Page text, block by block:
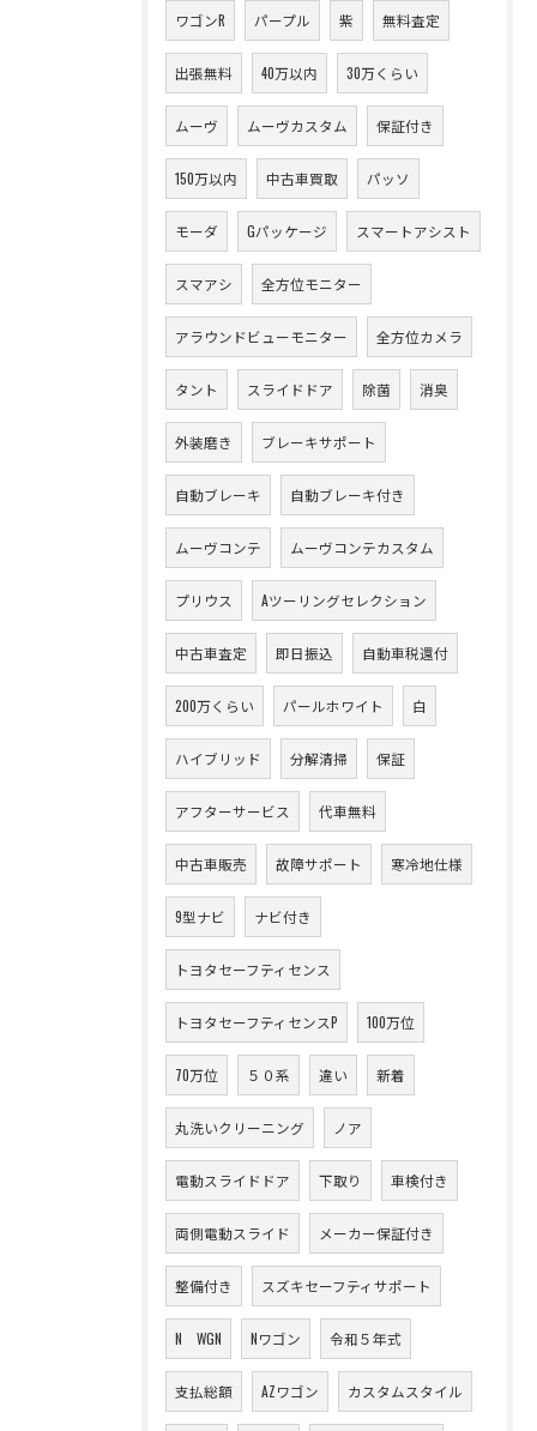
ワゴンR パープル 紫 無料査定
出張無料 40万以内 30万くらい
ムーヴ ムーヴカスタム 保証付き
150万以内 中古車買取 パッソ
モーダ Gパッケージ スマートアシスト
スマアシ 全方位モニター
アラウンドビューモニター 全方位カメラ
タント スライドドア 除菌 消臭
外装磨き ブレーキサポート
自動ブレーキ 自動ブレーキ付き
ムーヴコンテ ムーヴコンテカスタム
プリウス Aツーリングセレクション
中古車査定 即日振込 自動車税還付
200万くらい パールホワイト 白
ハイブリッド 分解清掃 保証
アフターサービス 代車無料
中古車販売 故障サポート 寒冷地仕様
9型ナビ ナビ付き
トヨタセーフティセンス
トヨタセーフティセンスP 100万位
70万位 ５０系 違い 新着
丸洗いクリーニング ノア
電動スライドドア 下取り 車検付き
両側電動スライド メーカー保証付き
整備付き スズキセーフティサポート
N WGN Nワゴン 令和５年式
支払総額 AZワゴン カスタムスタイル